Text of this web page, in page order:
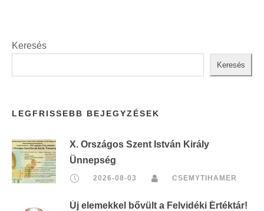
Keresés
Keresés
LEGFRISSEBB BEJEGYZÉSEK
X. Országos Szent István Király
Ünnepség
2026-08-03 CSEMYTIHAMER
Új elemekkel bővült a Felvidéki Értéktár!